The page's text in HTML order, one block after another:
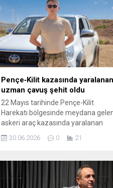
Pençe‑Kilit kazasında yaralanan
uzman çavuş şehit oldu
22 Mayıs tarihinde Pençe-Kilit
Harekatı bölgesinde meydana
askeri araç kazasında yaralanan
tedavi gördüğü Ankara Gülhane
yapılan müdahalelere rağmen
etti. Aksaray Valiliği tarafından
yapılan açıklamada, Şehit
30.06.2026 0 21